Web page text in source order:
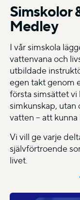
Simskolor
Medley
I vår simskola
vattenvana och
utbildade
egen takt genom
första simsättet vi
simkunskap, utan
vatten – att
Vi vill ge varje
självförtroende
livet.